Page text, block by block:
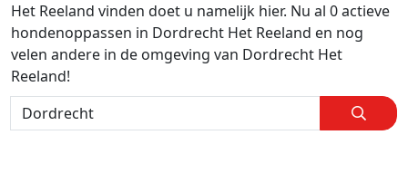
Het Reeland vinden doet u namelijk hier. Nu al 0 actieve
hondenoppassen in Dordrecht Het Reeland en nog
velen andere in de omgeving van Dordrecht Het
Reeland!